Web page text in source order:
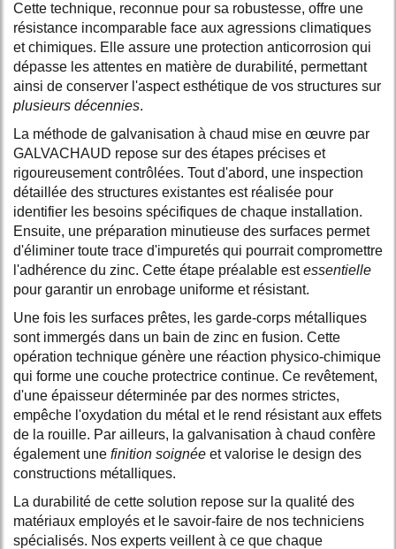
Cette technique, reconnue pour sa robustesse, offre une
résistance incomparable face aux agressions climatiques
et chimiques. Elle assure une protection anticorrosion qui
dépasse les attentes en matière de durabilité, permettant
ainsi de conserver l'aspect esthétique de vos structures sur
plusieurs décennies.
La méthode de galvanisation à chaud mise en œuvre par
GALVACHAUD repose sur des étapes précises et
rigoureusement contrôlées. Tout d'abord, une inspection
détaillée des structures existantes est réalisée pour
identifier les besoins spécifiques de chaque installation.
Ensuite, une préparation minutieuse des surfaces permet
d'éliminer toute trace d'impuretés qui pourrait compromettre
l'adhérence du zinc. Cette étape préalable estessentielle
pour garantir un enrobage uniforme et résistant.
Une fois les surfaces prêtes, les garde-corps métalliques
sont immergés dans un bain de zinc en fusion. Cette
opération technique génère une réaction physico-chimique
qui forme une couche protectrice continue. Ce revêtement,
d'une épaisseur déterminée par des normes strictes,
empêche l'oxydation du métal et le rend résistant aux effets
de la rouille. Par ailleurs, la galvanisation à chaud confère
également une finition soignée et valorise le design des
constructions métalliques.
La durabilité de cette solution repose sur la qualité des
matériaux employés et le savoir-faire de nos techniciens
spécialisés. Nos experts veillent à ce que chaque